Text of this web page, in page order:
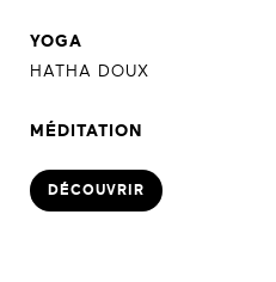
YOGA
HATHA DOUX
MÉDITATION
DÉCOUVRIR